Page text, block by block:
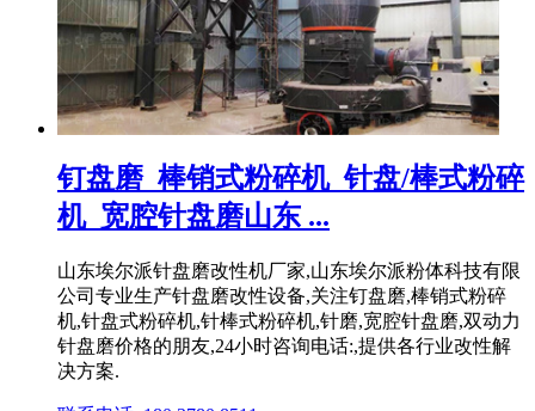
钉盘磨_棒销式粉碎机_针盘/棒式粉碎
机_宽腔针盘磨山东 ...
山东埃尔派针盘磨改性机厂家,山东埃尔派粉体科技有限
公司专业生产针盘磨改性设备,关注钉盘磨,棒销式粉碎
机,针盘式粉碎机,针棒式粉碎机,针磨,宽腔针盘磨,双动力
针盘磨价格的朋友,24小时咨询电话:,提供各行业改性解
决方案.